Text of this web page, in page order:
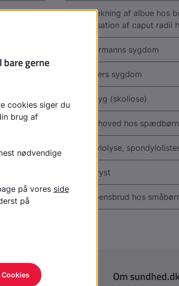
Forstrækning af albue hos
Subluksation af caput radii
Scheuermanns sygdom
Schlatters sygdom
Skæv ryg (skoliose)
Skævt hoved hos spædbørn
Spondylolyse,
Tragtbryst
Underbensbrud hos